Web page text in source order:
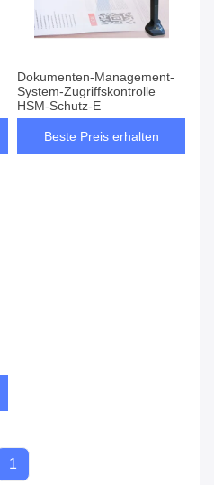
Dokumenten-Management-
System-Zugriffskontrolle
HSM-Schutz-E
Beste Preis erhalten
1